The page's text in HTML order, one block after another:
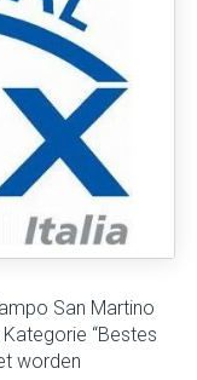
San Martino
“Bestes
worden